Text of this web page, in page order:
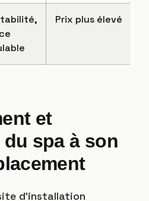
Prix plus élevé
et
spa à son
d’installation